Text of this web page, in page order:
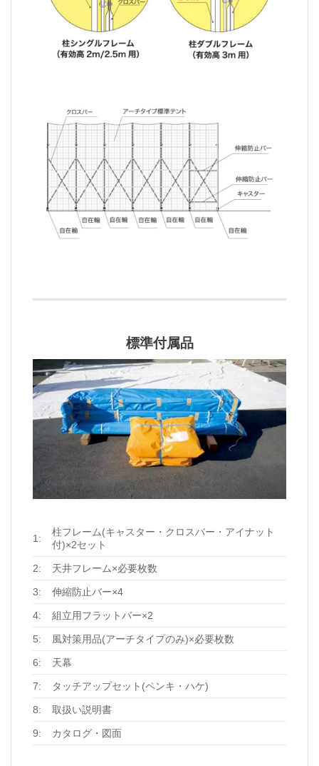
標準付属品
1:
柱フレーム(キャスター・クロスバー・アイナット
付)×2セット
2: 天井フレーム×必要枚数
3: 伸縮防止バー×4
4: 組立用フラットバー×2
5: 風対策用品(アーチタイプのみ)×必要枚数
6: 天幕
7: タッチアップセット(ペンキ・ハケ)
8: 取扱い説明書
9: カタログ・図面